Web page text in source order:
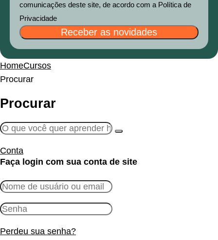
comunicações deste site, de acordo com a Política de
Privacidade
Receber as novidades
HomeCursos
Procurar
Procurar
Conta
Faça login com sua conta de site
Perdeu sua senha?